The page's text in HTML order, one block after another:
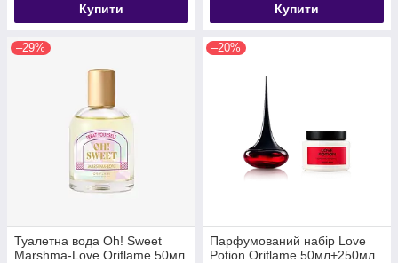
Купити Купити
–29%
Туалетна вода Oh! Sweet
Marshma-Love Oriflame 50мл
–20%
Парфумований набір Love
Potion Oriflame 50мл+250мл